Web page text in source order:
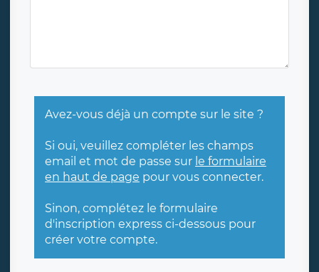
Avez-vous déjà un compte sur le site ?
Si oui, veuillez compléter les champs
email et mot de passe sur le formulaire
en haut de page pour vous connecter.
Sinon, complétez le formulaire
d'inscription express ci-dessous pour
créer votre compte.